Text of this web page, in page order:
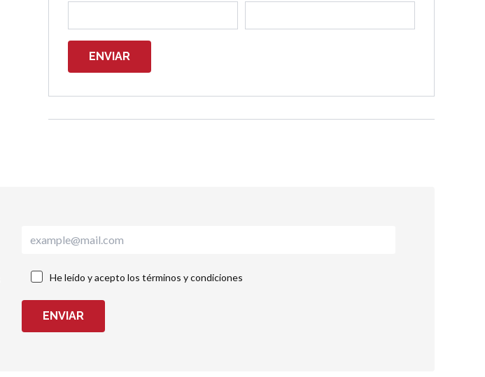
He leído y acepto los términos y condiciones
ENVIAR